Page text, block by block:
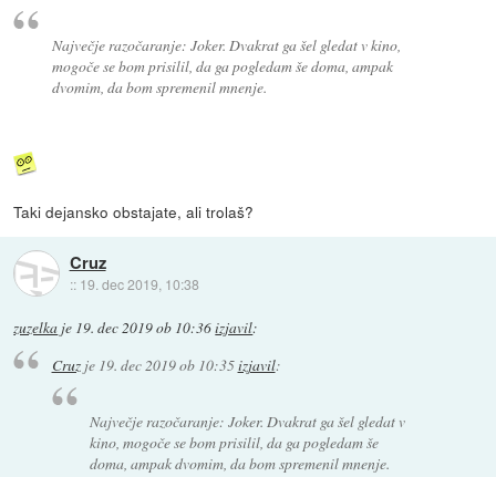
Največje razočaranje: Joker. Dvakrat ga šel gledat v kino,
mogoče se bom prisilil, da ga pogledam še doma, ampak
dvomim, da bom spremenil mnenje.
Taki dejansko obstajate, ali trolaš?
Cruz
:: 19. dec 2019, 10:38
zuzelka je 19. dec 2019 ob 10:36izjavil:
Cruzje 19. dec 2019 ob 10:35izjavil:
Največje razočaranje: Joker. Dvakrat ga šel gledat v
kino, mogoče se bom prisilil, da ga pogledam še
doma, ampak dvomim, da bom spremenil mnenje.